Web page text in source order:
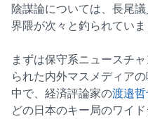
陰謀論については、長尾
界隈が次々と釣られていま
まずは保守系ニュースチ
られた内外マスメディア
中で、経済評論家の渡邉
どの日本のキー局のワイ